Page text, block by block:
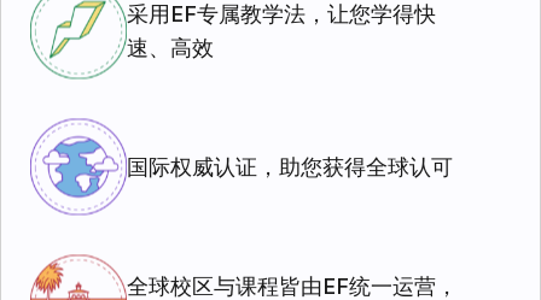
采用EF专属教学法，让您学得快
速、高效
国际权威认证，助您获得全球认可
全球校区与课程皆由EF统一运营，